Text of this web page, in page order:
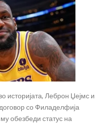
историјата, Леброн Џејмс и
со Филаделфија
обезбеди статус на